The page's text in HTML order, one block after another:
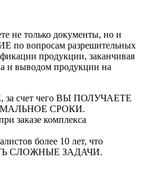
не только документы, но и
вопросам разрешительных
продукции, заканчивая
и выводом продукции на
счет чего ВЫ ПОЛУЧАЕТЕ
СРОКИ.
комплекса
более 10 лет, что
СЛОЖНЫЕ ЗАДАЧИ.